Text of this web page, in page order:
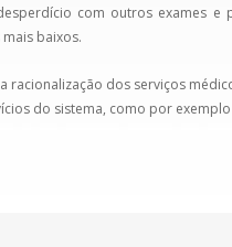
com outros exames e
baixos.
dos serviços
do sistema, como por